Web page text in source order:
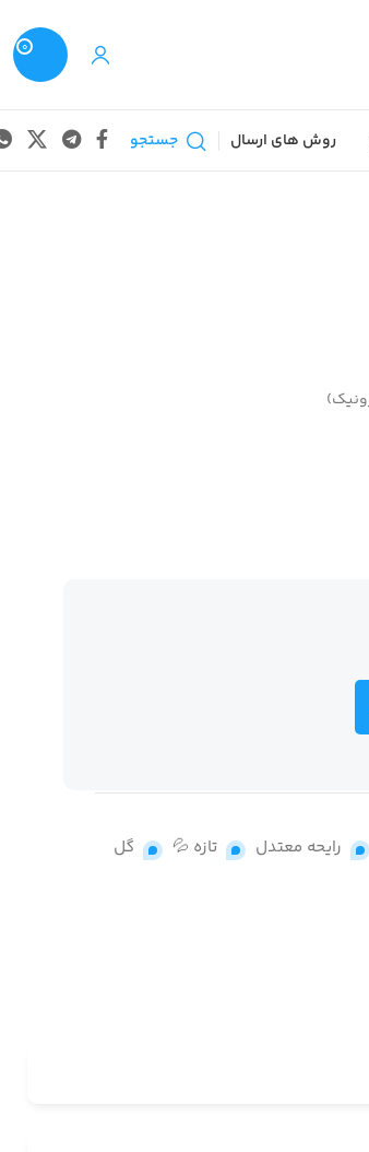
0
روش های ارسال جستجو
, رایحه معتدل , تازه 💦 ,
گل